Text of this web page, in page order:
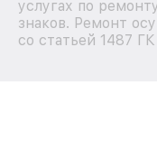
услугах по
знаков. Ремонт
со статьей 1487